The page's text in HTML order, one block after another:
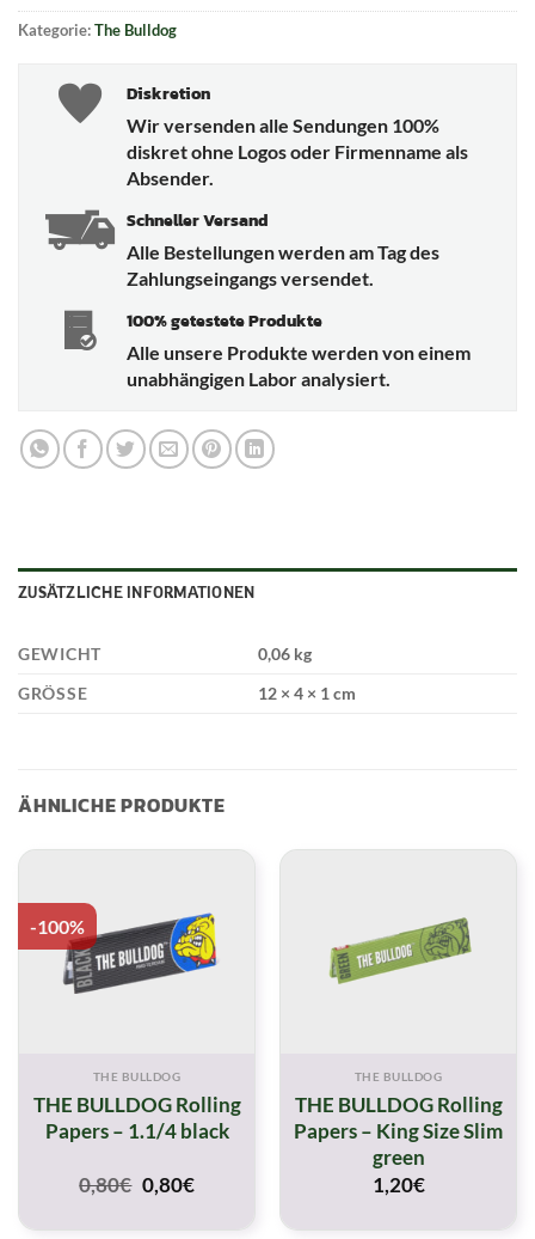
Kategorie:The Bulldog
Diskretion
Wir versenden alle Sendungen 100%
diskret ohne Logos oder Firmenname als
Absender.
Schneller Versand
Alle Bestellungen werden am Tag des
Zahlungseingangs versendet.
100% getestete Produkte
Alle unsere Produkte werden von einem
unabhängigen Labor analysiert.
ZUSÄTZLICHE INFORMATIONEN
GEWICHT
0,06 kg
GRÖSSE
12 × 4 × 1 cm
ÄHNLICHE PRODUKTE
-100%
THE BULLDOG
THE BULLDOG Rolling
Papers – 1.1/4 black
0,80€ Original
price
0,80€Current
THE BULLDOG
THE BULLDOG Rolling
Papers – King Size Slim
green
1,20€